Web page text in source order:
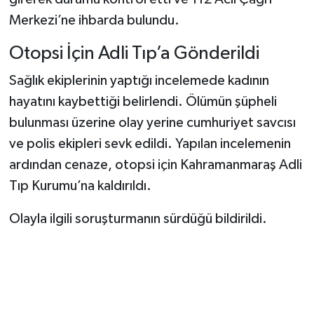
Merkezi’ne ihbarda bulundu.
Otopsi İçin Adli Tıp’a Gönderildi
Sağlık ekiplerinin yaptığı incelemede kadının
hayatını kaybettiği belirlendi. Ölümün şüpheli
bulunması üzerine olay yerine cumhuriyet savcısı
ve polis ekipleri sevk edildi. Yapılan incelemenin
ardından cenaze, otopsi için Kahramanmaraş Adli
Tıp Kurumu’na kaldırıldı.
Olayla ilgili soruşturmanın sürdüğü bildirildi.
SEÇİM 2014
KİM KİMDİR
ÇEK GÖNDER
KİTAP
HEDEF2020
OTOMOBİL
MİZAH